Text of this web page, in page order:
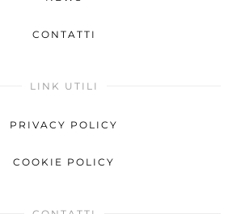
CONTATTI
LINK UTILI
PRIVACY POLICY
COOKIE POLICY